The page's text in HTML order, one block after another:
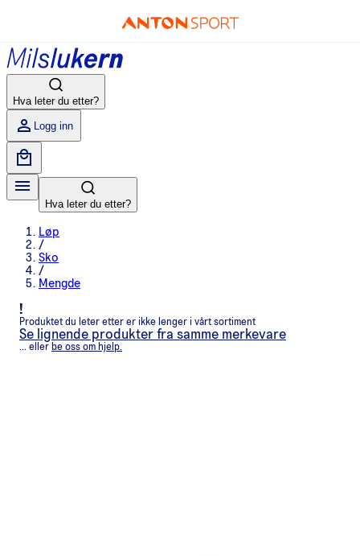
Hva leter du etter?
Logg inn
Hva leter du etter?
Løp
/
Sko
/
Mengde
!
Produktet du leter etter er ikke lenger i vårt sortiment
Se lignende produkter fra samme merkevare
... eller be oss om hjelp.